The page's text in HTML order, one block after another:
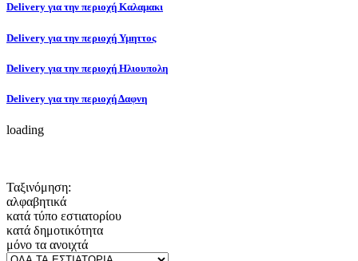
Delivery για την περιοχή Καλαμακι
Delivery για την περιοχή Υμηττος
Delivery για την περιοχή Ηλιουπολη
Delivery για την περιοχή Δαφνη
loading
Ταξινόμηση:
αλφαβητικά
κατά τύπο εστιατορίου
κατά δημοτικότητα
μόνο τα ανοιχτά